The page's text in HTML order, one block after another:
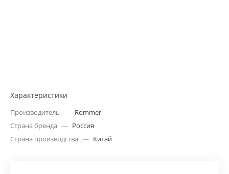
Характеристики
Производитель — Rommer
Страна бренда — Россия
Страна производства — Китай